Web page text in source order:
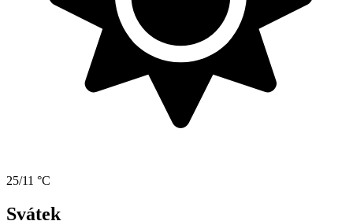
25/11 °C
Svátek